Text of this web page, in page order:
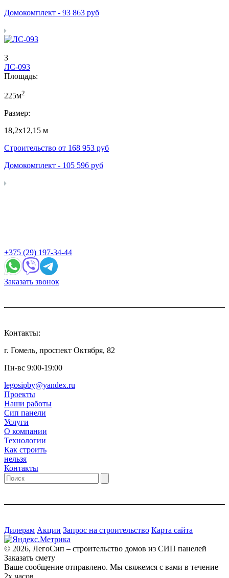
Домокомплект - 93 863 руб
3
ЛС-093
Площадь:
225м2
Размер:
18,2х12,15 м
Строительство от 168 953 руб
Домокомплект - 105 596 руб
+375 (29) 197-34-44
Заказать звонок
Контакты:
г. Гомель, проспект Октября, 82
Пн-вс 9:00-19:00
legosipby@yandex.ru
Проекты
Наши работы
Сип панели
Услуги
О компании
Технологии
Как строить
нельзя
Контакты
Дилерам Акции Запрос на строительство Карта сайта
© 2026, ЛегоСип – строительство домов из СИП панелей
Заказать смету
Ваше сообщение отправлено. Мы свяжемся с вами в течение
2х часов